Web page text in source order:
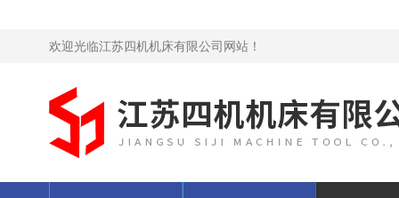
欢迎光临江苏四机机床有限公司网站！